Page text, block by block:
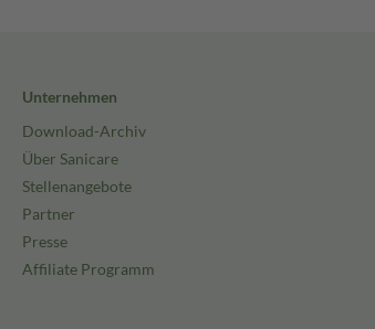
Unternehmen
Download-Archiv
Über Sanicare
Stellenangebote
Partner
Presse
Affiliate Programm